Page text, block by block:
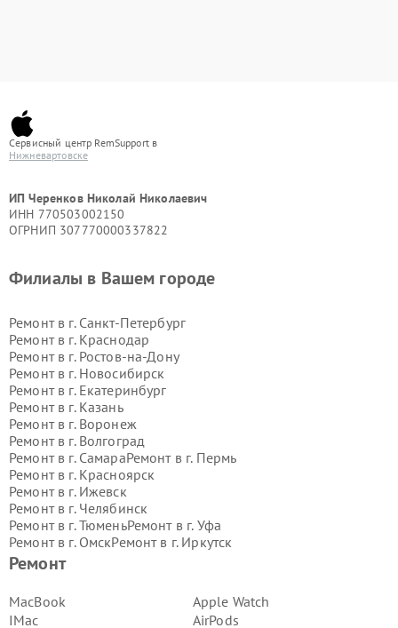
Сервисный центр RemSupport в
Нижневартовске
ИП Черенков Николай Николаевич
ИНН 770503002150
ОГРНИП 307770000337822
Ремонт
MacBook
IMac
Apple Watch
AirPods
Филиалы в Вашем городе
Ремонт в г. Санкт-Петербург
Ремонт в г. Краснодар
Ремонт в г. Ростов-на-Дону
Ремонт в г. Новосибирск
Ремонт в г. Екатеринбург
Ремонт в г. Казань
Ремонт в г. Воронеж
Ремонт в г. Волгоград
Ремонт в г. СамараРемонт в г. Пермь
Ремонт в г. Красноярск
Ремонт в г. Ижевск
Ремонт в г. Челябинск
Ремонт в г.ТюменьРемонт в г. Уфа
Ремонт в г. ОмскРемонт в г. Иркутск
Ремонт в г.
Ремонт в г.
Ремонт в г.